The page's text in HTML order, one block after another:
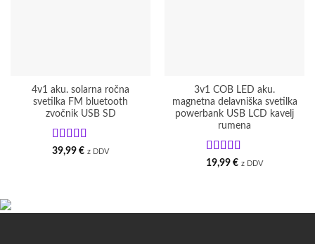
4v1 aku. solarna ročna
svetilka FM bluetooth
zvočnik USB SD
Ocenjeno5
39,99 € z DDV
3v1 COB LED aku.
magnetna delavniška svetilka
powerbank USB LCD kavelj
rumena
Ocenjeno5
19,99 € z DDV